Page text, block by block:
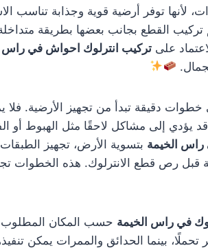
لأنها توفر أرضية قوية وجذابة تناسب
القطع بجانب بعضها بطريقة
على تركيب انترلوك احواش في راس
خطوات دقيقة تبدأ من تجهيز الأرضية.
إلى مشاكل لاحقًا مثل الهبوط أو
الخيمة بتسوية الأرض، تجهيز
قبل رص قطع الانترلوك. هذه الخطوات
في راس الخيمة حسب المكان المطلوب.
بينما الحدائق والممرات يمكن